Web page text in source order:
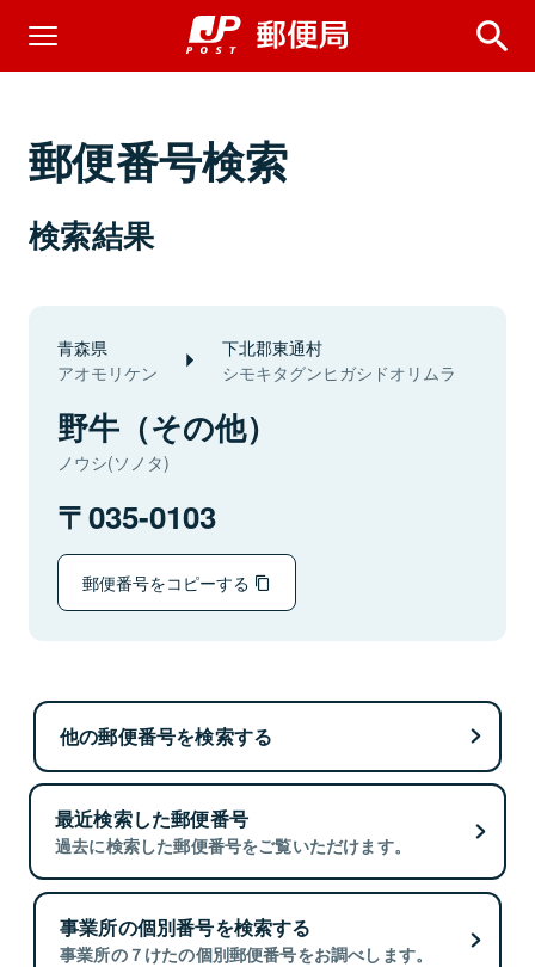
郵便番号検索
検索結果
青森県
アオモリケン
下北郡東通村
シモキタグンヒガシドオリムラ
野牛（その他）
ノウシ(ソノタ)
035-0103
郵便番号をコピーする
他の郵便番号を検索する
最近検索した郵便番号
過去に検索した郵便番号をご覧いただけます。
事業所の個別番号を検索する
事業所の７けたの個別郵便番号をお調べします。